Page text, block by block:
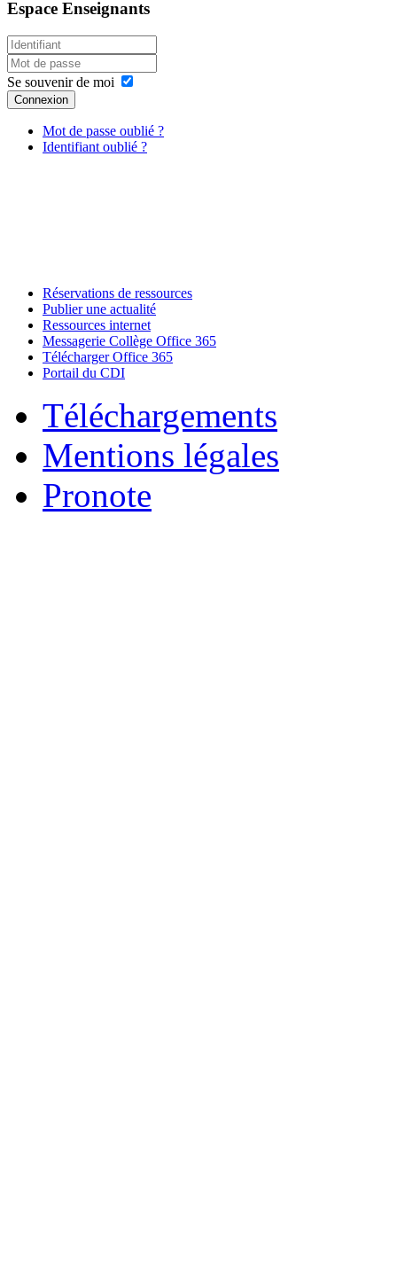
Espace Enseignants
Se souvenir de moi
Connexion
Mot de passe oublié ?
Identifiant oublié ?
Réservations de ressources
Publier une actualité
Ressources internet
Messagerie Collège Office 365
Télécharger Office 365
Portail du CDI
Téléchargements
Mentions légales
Pronote